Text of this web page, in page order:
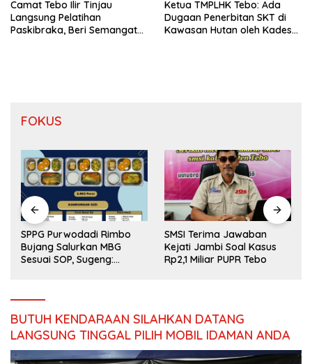
Camat Tebo Ilir Tinjau
Langsung Pelatihan
Paskibraka, Beri Semangat
Ketua TMPLHK Tebo: Ada
Dugaan Penerbitan SKT di
Kawasan Hutan oleh Kades
FOKUS
SPPG Purwodadi Rimbo
Bujang Salurkan MBG
Sesuai SOP, Sugeng:
SMSI Terima Jawaban
Kejati Jambi Soal Kasus
Rp2,1 Miliar PUPR Tebo
BUTUH KENDARAAN SILAHKAN DATANG
LANGSUNG TINGGAL PILIH MOBIL IDAMAN ANDA